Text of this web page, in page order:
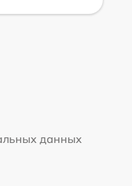
данных